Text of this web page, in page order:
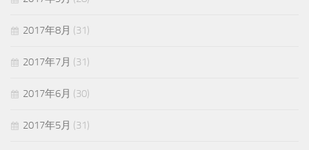
2017年8月 (31)
2017年7月 (31)
2017年6月 (30)
2017年5月 (31)